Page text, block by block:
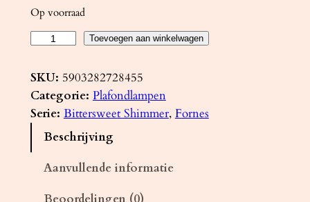
Op voorraad
a
f
o
Toevoegen aan winkelwagen
SKU: 5903282728455
Categorie: Plafondlampen
Serie: Bittersweet Shimmer, Fornes
Beschrijving
Aanvullende informatie
Beoordelingen (0)